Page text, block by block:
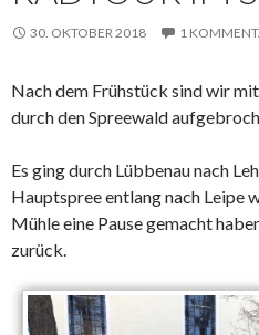
30. OKTOBER 2018 1
Nach dem Frühstück sind wir
durch den Spreewald
Es ging durch Lübbenau nach
Hauptspree entlang nach Leipe
Mühle eine Pause gemacht
zurück.